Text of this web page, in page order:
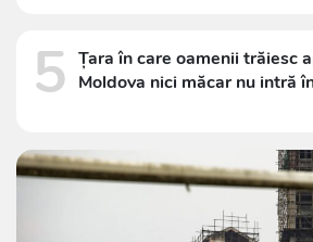
5 Țara în care oamenii trăiesc
Moldova nici măcar nu intră